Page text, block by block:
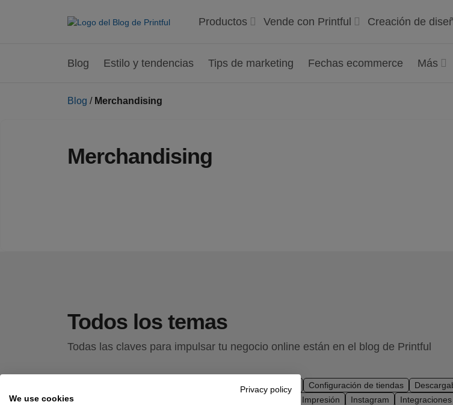
Productos Vende con Printful Creación de
Blog Estilo y tendencias Tips de marketing Fechas ecommerce Más
Blog / Merchandising
Merchandising
Todos los temas
Todas las claves para impulsar tu negocio online están en el blog de Printful
Black Friday Bordado Configuración de tiendas
Ganar dinero
Impresión Instagram Integraciones
Privacy policy
We use cookies